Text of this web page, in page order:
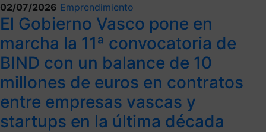
02/07/2026 Emprendimiento
El Gobierno Vasco pone en
marcha la 11ª convocatoria de
BIND con un balance de 10
millones de euros en contratos
entre empresas vascas y
startups en la última década